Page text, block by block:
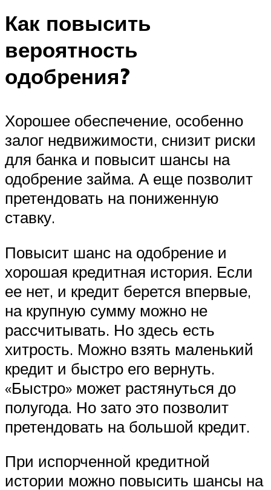
Как повысить
вероятность
одобрения?
Хорошее обеспечение, особенно
залог недвижимости, снизит риски
для банка и повысит шансы на
одобрение займа. А еще позволит
претендовать на пониженную
ставку.
Повысит шанс на одобрение и
хорошая кредитная история. Если
ее нет, и кредит берется впервые,
на крупную сумму можно не
рассчитывать. Но здесь есть
хитрость. Можно взять маленький
кредит и быстро его вернуть.
«Быстро» может растянуться до
полугода. Но зато это позволит
претендовать на большой кредит.
При испорченной кредитной
истории можно повысить шансы на